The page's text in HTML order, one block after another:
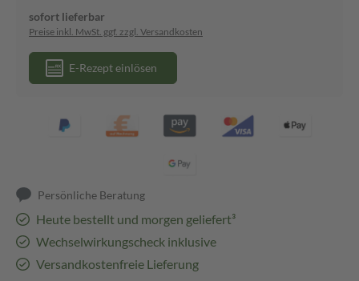
sofort lieferbar
Preise inkl. MwSt. ggf. zzgl. Versandkosten
E-Rezept einlösen
Persönliche Beratung
Heute bestellt und morgen geliefert³
Wechselwirkungscheck inklusive
Versandkostenfreie Lieferung